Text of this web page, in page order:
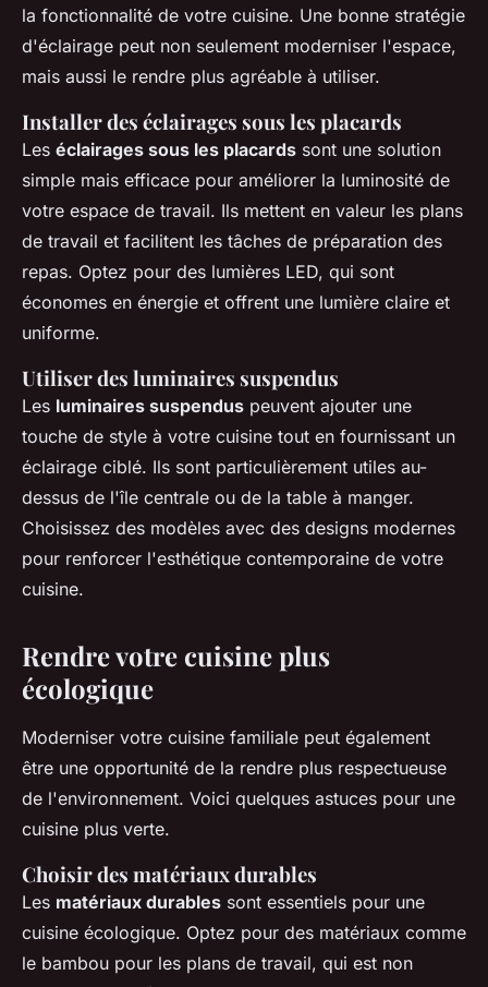
la fonctionnalité de votre cuisine. Une bonne stratégie
d'éclairage peut non seulement moderniser l'espace,
mais aussi le rendre plus agréable à utiliser.
Installer des éclairages sous les placards
Les éclairages sous les placards sont une solution
simple mais efficace pour améliorer la luminosité de
votre espace de travail. Ils mettent en valeur les plans
de travail et facilitent les tâches de préparation des
repas. Optez pour des lumières LED, qui sont
économes en énergie et offrent une lumière claire et
uniforme.
Utiliser des luminaires suspendus
Les luminaires suspendus peuvent ajouter une
touche de style à votre cuisine tout en fournissant un
éclairage ciblé. Ils sont particulièrement utiles au-
dessus de l'île centrale ou de la table à manger.
Choisissez des modèles avec des designs modernes
pour renforcer l'esthétique contemporaine de votre
cuisine.
Rendre votre cuisine plus
écologique
Moderniser votre cuisine familiale peut également
être une opportunité de la rendre plus respectueuse
de l'environnement. Voici quelques astuces pour une
cuisine plus verte.
Choisir des matériaux durables
Les matériaux durables sont essentiels pour une
cuisine écologique. Optez pour des matériaux comme
le bambou pour les plans de travail, qui est non